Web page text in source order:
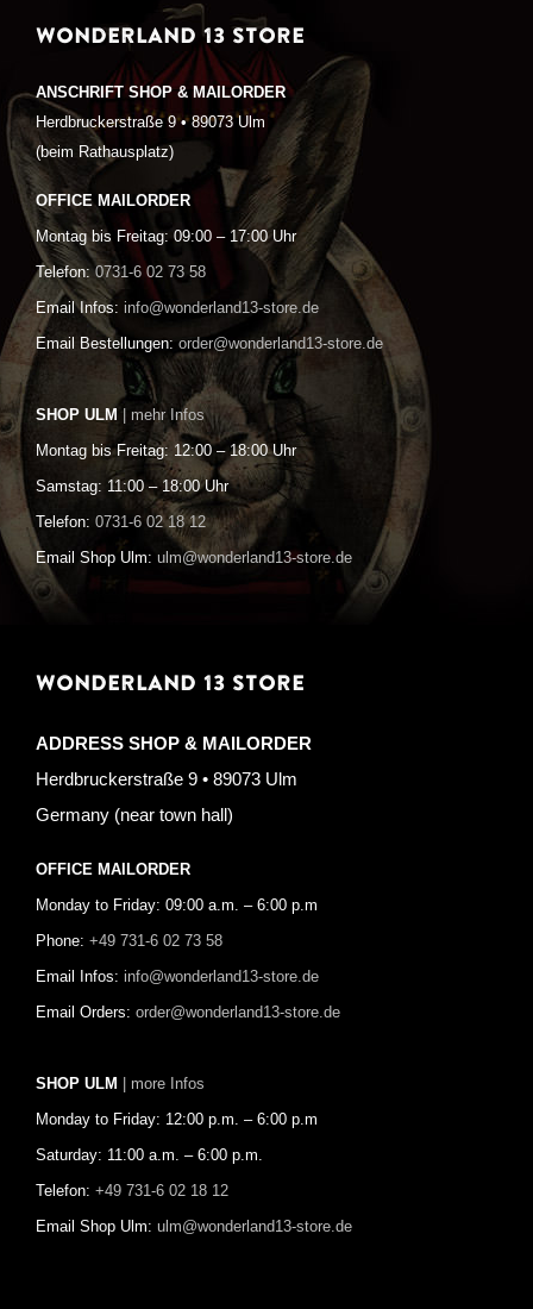
WONDERLAND 13 STORE
ANSCHRIFT SHOP & MAILORDER
Herdbruckerstraße 9 • 89073 Ulm
(beim Rathausplatz)
OFFICE MAILORDER
Montag bis Freitag: 09:00 – 17:00 Uhr
Telefon: 0731-6 02 73 58
Email Infos: info@wonderland13-store.de
Email Bestellungen: order@wonderland13-store.de
SHOP ULM | mehr Infos
Montag bis Freitag: 12:00 – 18:00 Uhr
Samstag: 11:00 – 18:00 Uhr
Telefon: 0731-6 02 18 12
Email Shop Ulm: ulm@wonderland13-store.de
WONDERLAND 13 STORE
ADDRESS SHOP & MAILORDER
Herdbruckerstraße 9 • 89073 Ulm
Germany (near town hall)
OFFICE MAILORDER
Monday to Friday: 09:00 a.m. – 6:00 p.m
Phone: +49 731-6 02 73 58
Email Infos: info@wonderland13-store.de
Email Orders: order@wonderland13-store.de
SHOP ULM | more Infos
Monday to Friday: 12:00 p.m. – 6:00 p.m
Saturday: 11:00 a.m. – 6:00 p.m.
Telefon: +49 731-6 02 18 12
Email Shop Ulm: ulm@wonderland13-store.de